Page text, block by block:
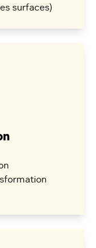
surfaces)